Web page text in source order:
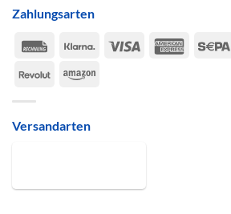
Zahlungsarten
Rechung
Klarna Visa
American
RevolutAmazon
Versandarten